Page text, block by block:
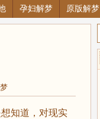
孕妇解梦 原版解梦
知道，对现实